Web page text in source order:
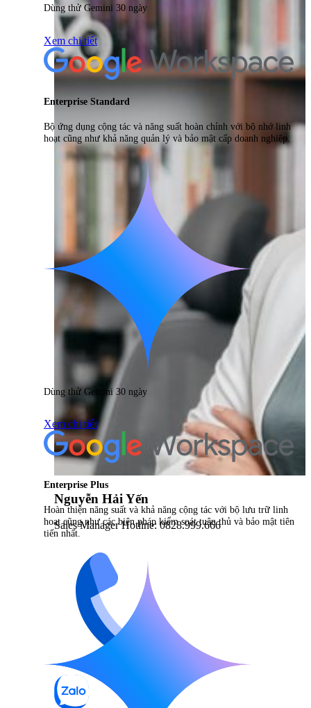
Nguyễn Hải Yến
Sales Manager Hotline: 0828.999.666
Dùng thử Gemini 30 ngày
Xem chi tiết
Enterprise Standard
Bộ ứng dụng cộng tác và năng suất hoàn chỉnh với bộ nhớ linh
hoạt cũng như khả năng quản lý và bảo mật cấp doanh nghiệp.
Dùng thử Gemini 30 ngày
Xem chi tiết
Enterprise Plus
Hoàn thiện năng suất và khả năng cộng tác với bộ lưu trữ linh
hoạt cũng như các biện pháp kiểm soát tuân thủ và bảo mật tiên
tiến nhất.